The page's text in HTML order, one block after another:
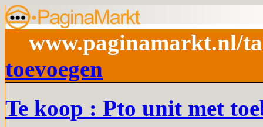
www.paginamarkt.nl/
toevoegen
Te koop : Pto unit met